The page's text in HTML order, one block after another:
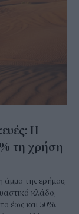
Η
τη χρήση
άμμο της ερήμου,
κλάδο,
έως και 50%.